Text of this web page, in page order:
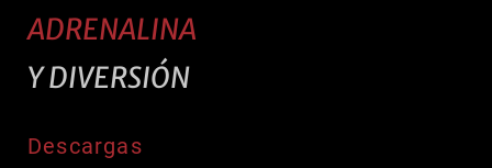
ADRENALINA
Y DIVERSIÓN
Descargas